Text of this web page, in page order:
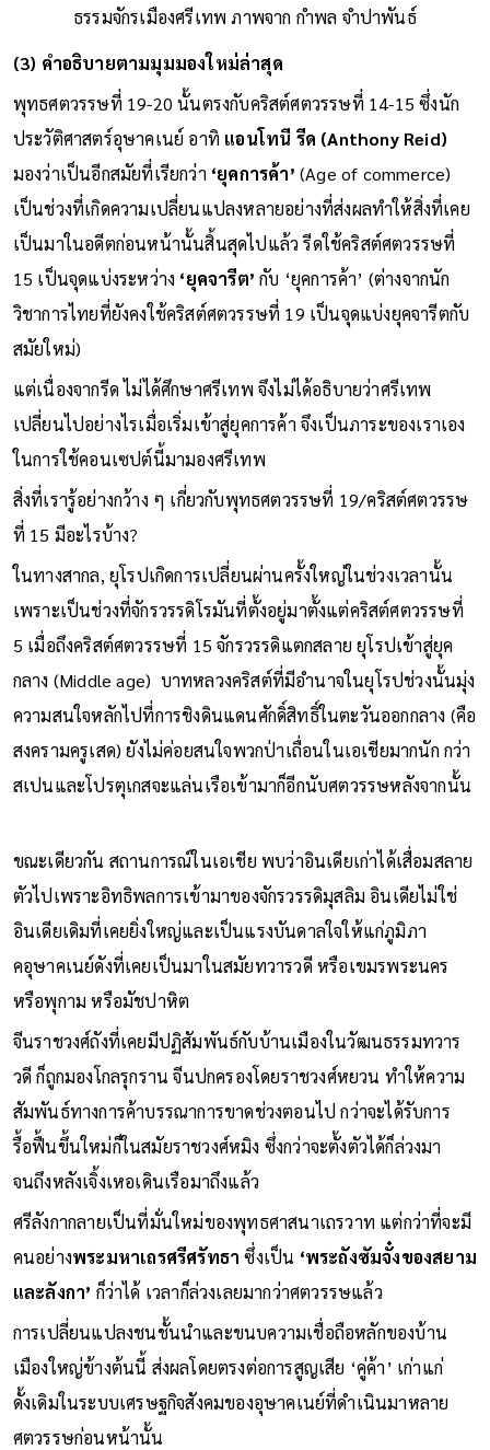
ธรรมจักรเมืองศรีเทพ ภาพจาก กำพล จำปาพันธ์
(3) คำอธิบายตามมุมมองใหม่ล่าสุด
พุทธศตวรรษที่ 19-20 นั้นตรงกับคริสต์ศตวรรษที่ 14-15 ซึ่งนัก
ประวัติศาสตร์อุษาคเนย์ อาทิ แอนโทนี รีด (Anthony Reid)
มองว่าเป็นอีกสมัยที่เรียกว่า ‘ยุคการค้า’(Age of commerce)
เป็นช่วงที่เกิดความเปลี่ยนแปลงหลายอย่างที่ส่งผลทำให้สิ่งที่เคย
เป็นมาในอดีตก่อนหน้านั้นสิ้นสุดไปแล้ว รีดใช้คริสต์ศตวรรษที่
15 เป็นจุดแบ่งระหว่าง ‘ยุคจารีต’ กับ ‘ยุคการค้า’ (ต่างจากนัก
วิชาการไทยที่ยังคงใช้คริสต์ศตวรรษที่ 19 เป็นจุดแบ่งยุคจารีตกับ
สมัยใหม่)
แต่เนื่องจากรีด ไม่ได้ศึกษาศรีเทพ จึงไม่ได้อธิบายว่าศรีเทพ
เปลี่ยนไปอย่างไรเมื่อเริ่มเข้าสู่ยุคการค้า จึงเป็นภาระของเราเอง
ในการใช้คอนเซปต์นี้มามองศรีเทพ
สิ่งที่เรารู้อย่างกว้าง ๆ เกี่ยวกับพุทธศตวรรษที่ 19/คริสต์ศตวรรษ
ที่ 15 มีอะไรบ้าง?
ในทางสากล, ยุโรปเกิดการเปลี่ยนผ่านครั้งใหญ่ในช่วงเวลานั้น
เพราะเป็นช่วงที่จักรวรรดิโรมันที่ตั้งอยู่มาตั้งแต่คริสต์ศตวรรษที่
5 เมื่อถึงคริสต์ศตวรรษที่ 15 จักรวรรดิแตกสลาย ยุโรปเข้าสู่ยุค
กลาง (Middle age) บาทหลวงคริสต์ที่มีอำนาจในยุโรปช่วงนั้นมุ่ง
ความสนใจหลักไปที่การชิงดินแดนศักดิ์สิทธิ์ในตะวันออกกลาง (คือ
สงครามครูเสด) ยังไม่ค่อยสนใจพวกป่าเถื่อนในเอเชียมากนัก กว่า
สเปนและโปรตุเกสจะแล่นเรือเข้ามาก็อีกนับศตวรรษหลังจากนั้น
ขณะเดียวกัน สถานการณ์ในเอเชีย พบว่าอินเดียเก่าได้เสื่อมสลาย
ตัวไปเพราะอิทธิพลการเข้ามาของจักรวรรดิมุสลิม อินเดียไม่ใช่
อินเดียเดิมที่เคยยิ่งใหญ่และเป็นแรงบันดาลใจให้แก่ภูมิภา
คอุษาคเนย์ดังที่เคยเป็นมาในสมัยทวารวดี หรือเขมรพระนคร
หรือพุกาม หรือมัชปาหิต
จีนราชวงศ์ถังที่เคยมีปฏิสัมพันธ์กับบ้านเมืองในวัฒนธรรมทวาร
วดี ก็ถูกมองโกลรุกราน จีนปกครองโดยราชวงศ์หยวน ทำให้ความ
สัมพันธ์ทางการค้าบรรณาการขาดช่วงตอนไป กว่าจะได้รับการ
รื้อฟื้นขึ้นใหม่ก็ในสมัยราชวงศ์หมิง ซึ่งกว่าจะตั้งตัวได้ก็ล่วงมา
จนถึงหลังเจิ้งเหอเดินเรือมาถึงแล้ว
ศรีลังกากลายเป็นที่มั่นใหม่ของพุทธศาสนาเถรวาท แต่กว่าที่จะมี
คนอย่างพระมหาเถรศรีศรัทธา ซึ่งเป็น ‘พระถังซัมจั๋งของสยาม
และลังกา’ ก็ว่าได้ เวลาก็ล่วงเลยมากว่าศตวรรษแล้ว
การเปลี่ยนแปลงชนชั้นนำและขนบความเชื่อถือหลักของบ้าน
เมืองใหญ่ข้างต้นนี้ ส่งผลโดยตรงต่อการสูญเสีย ‘คู่ค้า’ เก่าแก่
ดั้งเดิมในระบบเศรษฐกิจสังคมของอุษาคเนย์ที่ดำเนินมาหลาย
ศตวรรษก่อนหน้านั้น